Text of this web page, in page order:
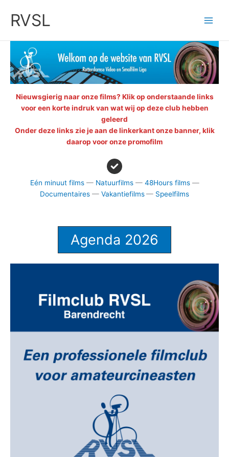
naar
inhoud
RVSL
Nieuwsgierig naar onze films? Klik op onderstaande links
voor een korte indruk van wat wij op deze club hebben
geleerd
Onder deze links zie je aan de linkerkant onze banner, klik
daarop voor onze promofilm
Eén minuut films— Natuurfilms— 48Hours films —
Documentaires — Vakantiefilms— Speelfilms
Agenda 2026